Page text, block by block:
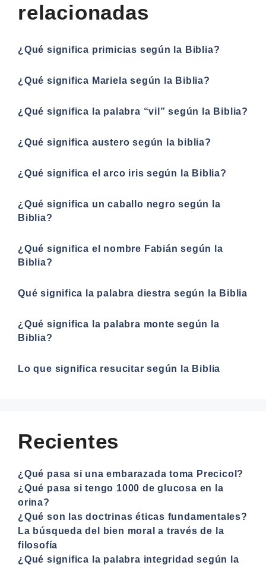
relacionadas
¿Qué significa primicias según la Biblia?
¿Qué significa Mariela según la Biblia?
¿Qué significa la palabra “vil” según la Biblia?
¿Qué significa austero según la biblia?
¿Qué significa el arco iris según la Biblia?
¿Qué significa un caballo negro según la
Biblia?
¿Qué significa el nombre Fabián según la
Biblia?
Qué significa la palabra diestra según la Biblia
¿Qué significa la palabra monte según la
Biblia?
Lo que significa resucitar según la Biblia
Recientes
¿Qué pasa si una embarazada toma Precicol?
¿Qué pasa si tengo 1000 de glucosa en la
orina?
¿Qué son las doctrinas éticas fundamentales?
La búsqueda del bien moral a través de la
filosofía
¿Qué significa la palabra integridad según la